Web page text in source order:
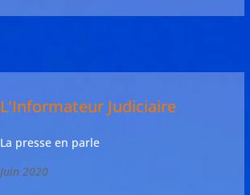
L’Informateur Judiciaire
La presse en parle
Juin 2020